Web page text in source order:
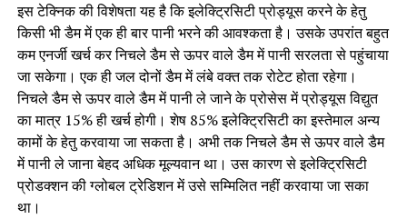
इस टेक्निक की विशेषता यह है कि इलेक्ट्रिसिटी प्रोड्यूस करने के हेतु
किसी भी डैम में एक ही बार पानी भरने की आवश्कता है। उसके उपरांत बहुत
कम एनर्जी खर्च कर निचले डैम से ऊपर वाले डैम में पानी सरलता से पहुंचाया
जा सकेगा। एक ही जल दोनों डैम में लंबे वक्त तक रोटेट होता रहेगा।
निचले डैम से ऊपर वाले डैम में पानी ले जाने के प्रोसेस में प्रोड्यूस विद्युत
का मात्र 15% ही खर्च होगी। शेष 85% इलेक्ट्रिसिटी का इस्तेमाल अन्य
कामों के हेतु करवाया जा सकता है। अभी तक निचले डैम से ऊपर वाले डैम
में पानी ले जाना बेहद अधिक मूल्यवान था। उस कारण से इलेक्ट्रिसिटी
प्रोडक्शन की ग्लोबल ट्रेडिशन में उसे सम्मिलित नहीं करवाया जा सका
था।